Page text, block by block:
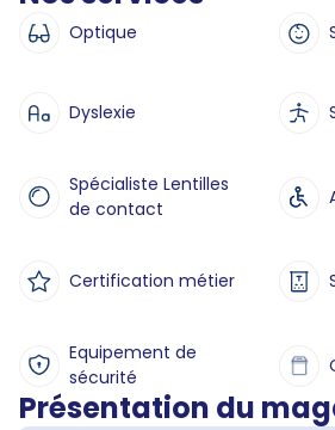
Optique
Dyslexie
Spécialiste Lentilles
de contact
Certification métier
Equipement de
sécurité
Présentation du